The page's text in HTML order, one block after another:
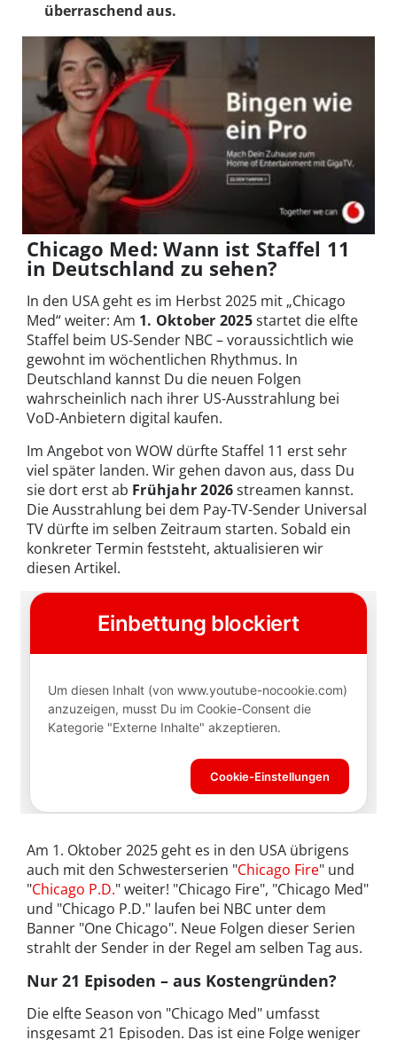
überraschend aus.
Chicago Med: Wann ist Staffel 11
in Deutschland zu sehen?
In den USA geht es im Herbst 2025 mit „Chicago
Med“ weiter: Am 1. Oktober 2025startet die elfte
Staffel beim US-Sender NBC – voraussichtlich wie
gewohnt im wöchentlichen Rhythmus. In
Deutschland kannst Du die neuen Folgen
wahrscheinlich nach ihrer US-Ausstrahlung bei
VoD-Anbietern digital kaufen.
Im Angebot von WOW dürfte Staffel 11 erst sehr
viel später landen. Wir gehen davon aus, dass Du
sie dort erst ab Frühjahr 2026streamen kannst.
Die Ausstrahlung bei dem Pay-TV-Sender Universal
TV dürfte im selben Zeitraum starten. Sobald ein
konkreter Termin feststeht, aktualisieren wir
diesen Artikel.
Am 1. Oktober 2025 geht es in den USA übrigens
auch mit den Schwesterserien "Chicago Fire" und
"Chicago P.D." weiter! "Chicago Fire", "Chicago Med"
und "Chicago P.D." laufen bei NBC unter dem
Banner "One Chicago". Neue Folgen dieser Serien
strahlt der Sender in der Regel am selben Tag aus.
Nur 21 Episoden – aus Kostengründen?
Die elfte Season von "Chicago Med" umfasst
insgesamt 21 Episoden. Das ist eine Folge weniger